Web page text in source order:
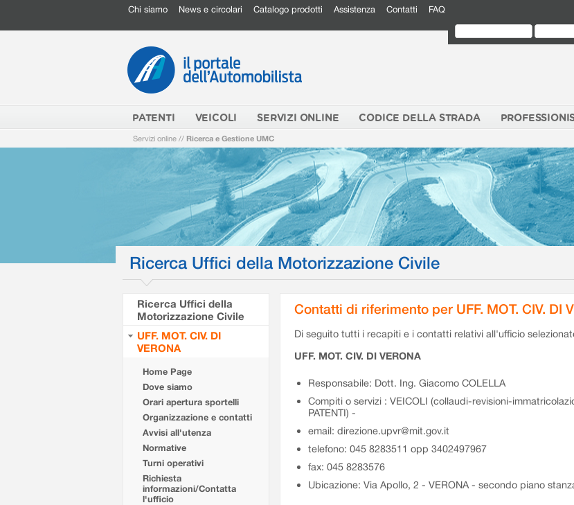
Chi siamo News e circolari Catalogo prodotti Assistenza Contatti FAQ
PATENTI VEICOLI SERVIZI ONLINE CODICE DELLA STRADA
Servizi online // Ricerca e Gestione UMC
Ricerca Uffici della Motorizzazione Civile
Ricerca Uffici della
Motorizzazione Civile
UFF. MOT. CIV. DI
VERONA
Home Page
Dove siamo
Orari apertura sportelli
Organizzazione e contatti
Avvisi all'utenza
Normative
Turni operativi
Richiesta
informazioni/Contatta
l'ufficio
Contatti di riferimento per UFF. MOT. CIV. DI
Di seguito tutti i recapiti e i contatti relativi all'ufficio
UFF. MOT. CIV. DI VERONA
Responsabile: Dott. Ing. Giacomo COLELLA
Compiti o servizi : VEICOLI (collaudi-revisioni-
PATENTI) -
email: direzione.upvr@mit.gov.it
telefono: 045 8283511 opp 3402497967
fax: 045 8283576
Ubicazione: Via Apollo, 2 - VERONA - secondo piano